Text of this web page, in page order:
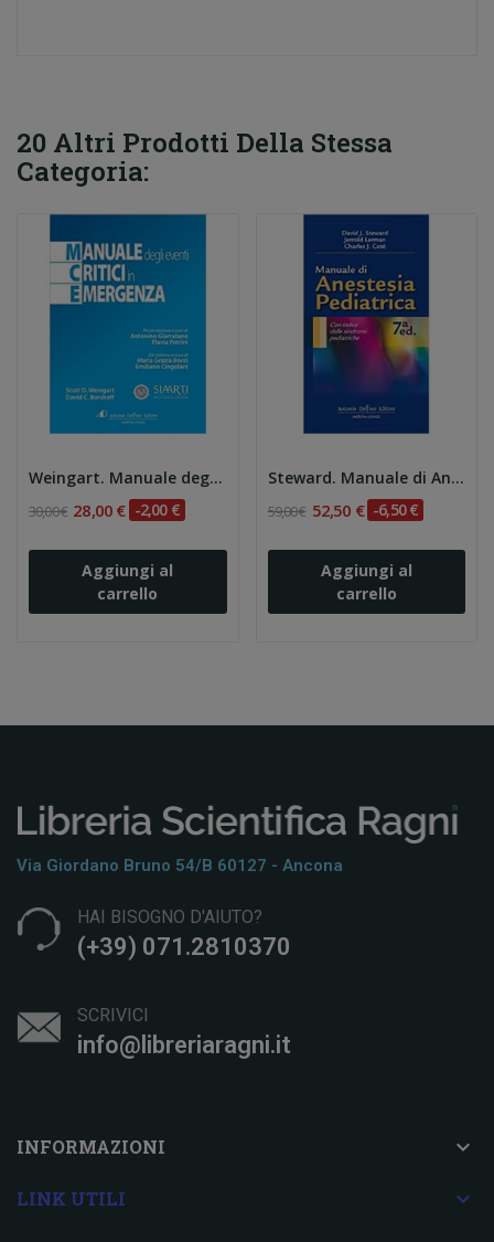
20 Altri Prodotti Della Stessa
Categoria:
Weingart. Manuale degli Eventi Critici in...
30,00 € 28,00 € -2,00 €
Aggiungi al
carrello
Steward. Manuale di Anestesia Pediatrica 7e
59,00 € 52,50 € -6,50 €
Aggiungi al
carrello
Via Giordano Bruno 54/b 60127 - Ancona
HAI BISOGNO D'AIUTO?
(+39) 071.2810370
SCRIVICI
info@libreriaragni.it
INFORMAZIONI 
LINK UTILI 